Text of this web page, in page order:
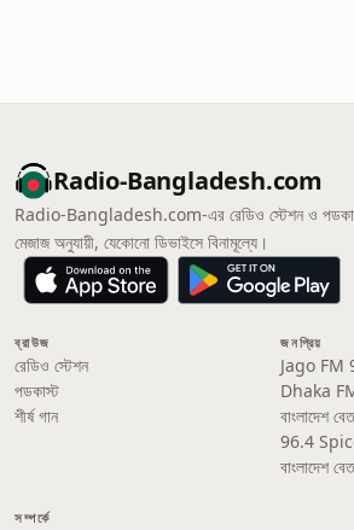
Radio-Bangladesh.com
Radio-Bangladesh.com-এর রেডিও স্টেশন ও
মেজাজ অনুযায়ী, যেকোনো ডিভাইসে বিনামূল্যে।
ব্রাউজ
রেডিও স্টেশন
পডকাস্ট
শীর্ষ গান
জনপ্রিয়
Jago FM
Dhaka
বাংলাদেশ
96.4
বাংলাদেশ
সম্পর্কে